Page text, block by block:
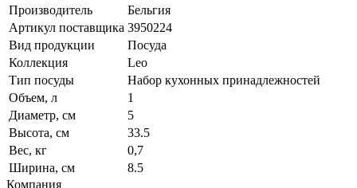
Производитель
Бельгия
Артикул поставщика 3950224
Вид продукции
Посуда
Коллекция
Leo
Тип посуды
Набор кухонных принадлежностей
Объем, л
1
Диаметр, см
5
Высота, см
33.5
Вес, кг
0,7
Ширина, см
8.5
Компания